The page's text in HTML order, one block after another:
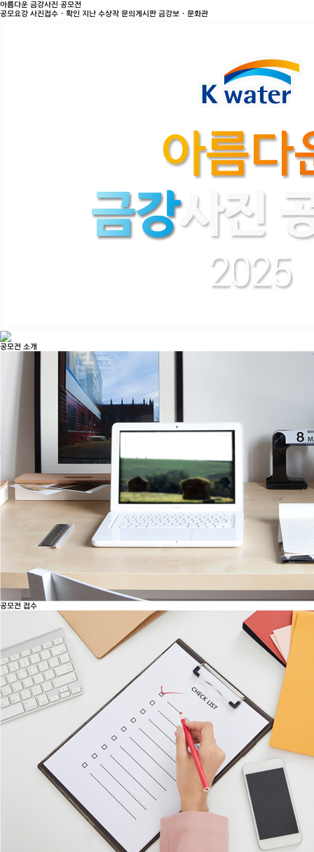
아름다운 금강사진 공모전
공모요강 사진접수ㆍ확인 지난 수상작 문의게시판 금강보ㆍ문화관
공모전 소개
공모전 접수